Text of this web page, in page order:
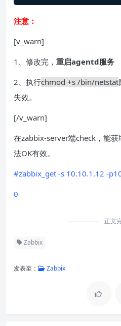
注意：
[v_warn]
1、修改完， 重启agentd服务
2、执行chmod +s /bin/netstat
失效。
[/v_warn]
在zabbix-server端check，能
法OK有效。
#zabbix_get -s 10.10.1.12 -
0
正文
Zabbix
发表至： Zabbix